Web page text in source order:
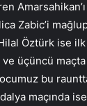
Zabic’i
Öztürk ise
üçüncü
bu
maçında